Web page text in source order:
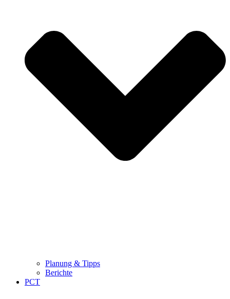
Planung & Tipps
Berichte
PCT